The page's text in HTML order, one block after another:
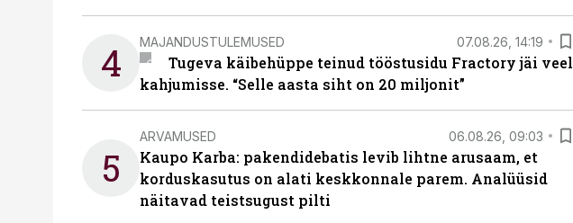
4 MAJANDUSTULEMUSED 07.08.26, 14:19
Tugeva käibehüppe teinud tööstusidu Fractory jäi veel
kahjumisse. “Selle aasta siht on 20 miljonit”
5
ARVAMUSED 06.08.26, 09:03
Kaupo Karba: pakendidebatis levib lihtne arusaam, et
korduskasutus on alati keskkonnale parem. Analüüsid
näitavad teistsugust pilti